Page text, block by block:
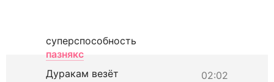
суперспособность
пазнякс
02:02
Дуракам везёт